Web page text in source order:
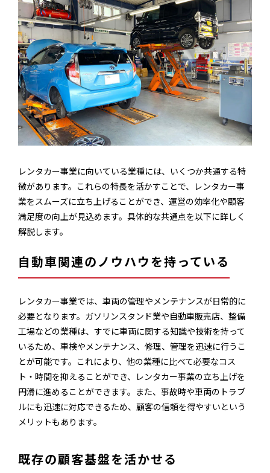
レンタカー事業に向いている業種には、いくつか共通する特
徴があります。これらの特長を活かすことで、レンタカー事
業をスムーズに立ち上げることができ、運営の効率化や顧客
満足度の向上が見込めます。具体的な共通点を以下に詳しく
解説します。
自動車関連のノウハウを持っている
レンタカー事業では、車両の管理やメンテナンスが日常的に
必要となります。ガソリンスタンド業や自動車販売店、整備
工場などの業種は、すでに車両に関する知識や技術を持って
いるため、車検やメンテナンス、修理、管理を迅速に行うこ
とが可能です。これにより、他の業種に比べて必要なコス
ト・時間を抑えることができ、レンタカー事業の立ち上げを
円滑に進めることができます。また、事故時や車両のトラブ
ルにも迅速に対応できるため、顧客の信頼を得やすいという
メリットもあります。
既存の顧客基盤を活かせる